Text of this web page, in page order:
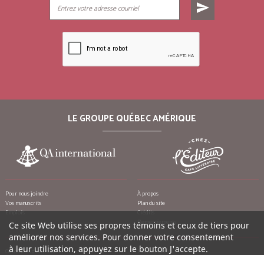
send
LE GROUPE QUÉBEC AMÉRIQUE
Pour nous joindre
Vos manuscrits
Emplois
À propos
Plan du site
Crédits
Remerciements
Conditions d’utilisation Mon compte
Ce site Web utilise ses propres témoins et ceux de tiers pour
améliorer nos services. Pour donner votre consentement
à leur utilisation, appuyez sur le bouton J'accepte.